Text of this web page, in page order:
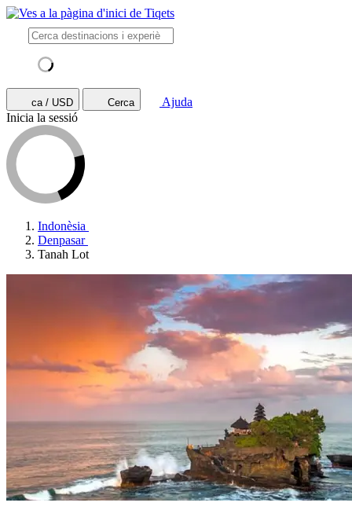
ca / USD Cerca
Ajuda
Inicia la sessió
Indonèsia
Denpasar
Tanah Lot